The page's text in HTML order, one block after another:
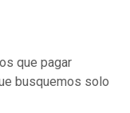
que pagar
busquemos solo